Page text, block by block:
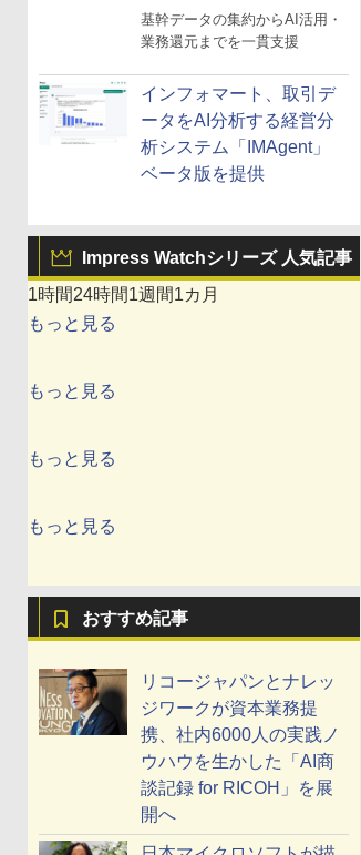
基幹データの集約からAI活用・
業務還元までを一貫支援
インフォマート、取引デ
ータをAI分析する経営分
析システム「IMAgent」
ベータ版を提供
Impress Watchシリーズ 人気記事
1時間24時間1週間1カ月
もっと見る
もっと見る
もっと見る
もっと見る
おすすめ記事
リコージャパンとナレッ
ジワークが資本業務提
携、社内6000人の実践ノ
ウハウを生かした「AI商
談記録 for RICOH」を展
開へ